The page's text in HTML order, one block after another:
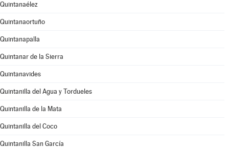
Quintanaélez
Quintanaortuño
Quintanapalla
Quintanar de la Sierra
Quintanavides
Quintanilla del Agua y Tordueles
Quintanilla de la Mata
Quintanilla del Coco
Quintanilla San García